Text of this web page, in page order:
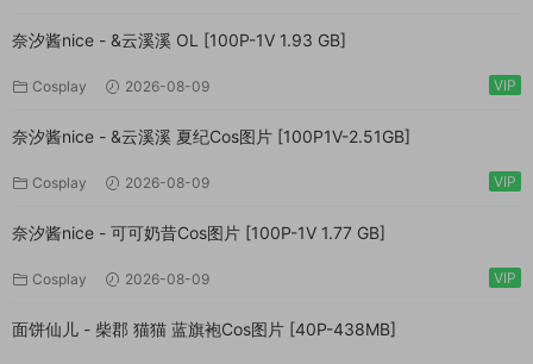
奈汐酱nice - &云溪溪 OL [100P-1V 1.93 GB]
Cosplay 2026-08-09 VIP
奈汐酱nice - &云溪溪 夏纪Cos图片 [100P1V-2.51GB]
Cosplay 2026-08-09 VIP
奈汐酱nice - 可可奶昔Cos图片 [100P-1V 1.77 GB]
Cosplay 2026-08-09 VIP
面饼仙儿 - 柴郡 猫猫 蓝旗袍Cos图片 [40P-438MB]